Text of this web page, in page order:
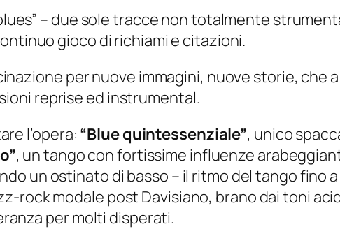
– due sole tracce non totalmente
gioco di richiami e citazioni.
per nuove immagini, nuove storie, che
reprise ed instrumental.
l’opera: “Blue quintessenziale”, unico
, un tango con fortissime influenze
un ostinato di basso – il ritmo del tango fino
rock modale post Davisiano, brano dai toni
per molti disperati.